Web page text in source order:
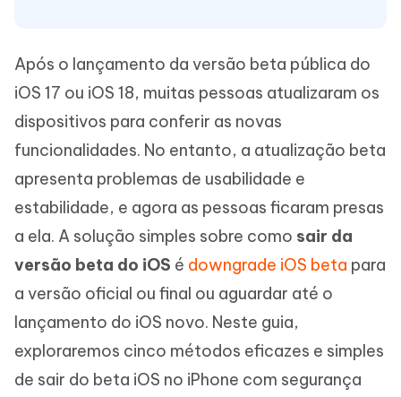
Após o lançamento da versão beta pública do
iOS 17 ou iOS 18, muitas pessoas atualizaram os
dispositivos para conferir as novas
funcionalidades. No entanto, a atualização beta
apresenta problemas de usabilidade e
estabilidade, e agora as pessoas ficaram presas
a ela. A solução simples sobre como sair da
versão beta do iOS é downgrade iOS beta para
a versão oficial ou final ou aguardar até o
lançamento do iOS novo. Neste guia,
exploraremos cinco métodos eficazes e simples
de sair do beta iOS no iPhone com segurança